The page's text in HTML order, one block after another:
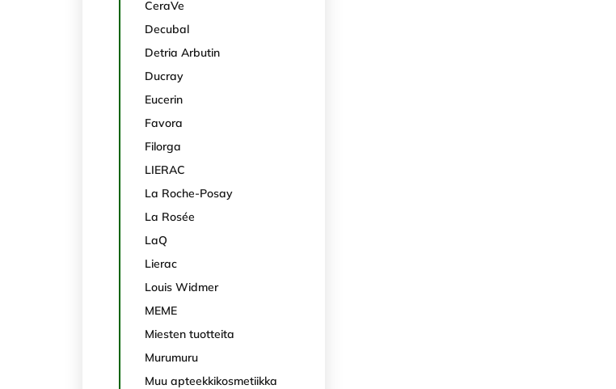
CeraVe
Decubal
Detria Arbutin
Ducray
Eucerin
Favora
Filorga
LIERAC
La Roche-Posay
La Rosée
LaQ
Lierac
Louis Widmer
MEME
Miesten tuotteita
Murumuru
Muu apteekkikosmetiikka